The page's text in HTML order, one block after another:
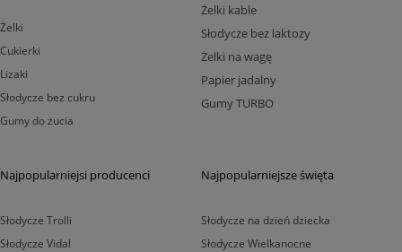
Żelki
Cukierki
Lizaki
Słodycze bez cukru
Gumy do żucia
Żelki kable
Słodycze bez laktozy
Żelki na wagę
Papier jadalny
Gumy TURBO
Najpopularniejsi producenci
Słodycze Trolli
Słodycze Vidal
Najpopularniejsze święta
Słodycze na dzień dziecka
Słodycze Wielkanocne